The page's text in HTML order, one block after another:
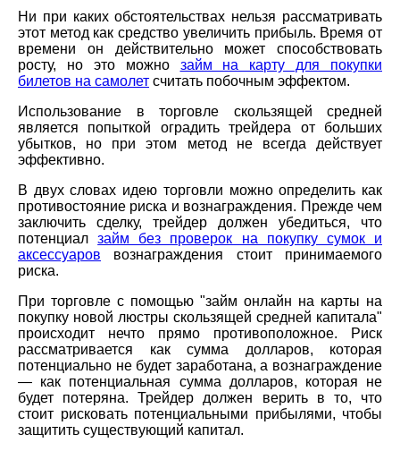
Ни при каких обстоятельствах нельзя рассматривать
этот метод как средство увеличить прибыль. Время от
времени он действительно может способствовать
росту, но это можно займ на карту для покупки
билетов на самолет считать побочным эффектом.
Использование в торговле скользящей средней
является попыткой оградить трейдера от больших
убытков, но при этом метод не всегда действует
эффективно.
В двух словах идею торговли можно определить как
противостояние риска и вознаграждения. Прежде чем
заключить сделку, трейдер должен убедиться, что
потенциалзайм без проверок на покупку сумок и
аксессуаров вознаграждения стоит принимаемого
риска.
При торговле с помощью "займ онлайн на карты на
покупку новой люстры скользящей средней капитала"
происходит нечто прямо противоположное. Риск
рассматривается как сумма долларов, которая
потенциально не будет заработана, а вознаграждение
— как потенциальная сумма долларов, которая не
будет потеряна. Трейдер должен верить в то, что
стоит рисковать потенциальными прибылями, чтобы
защитить существующий капитал.